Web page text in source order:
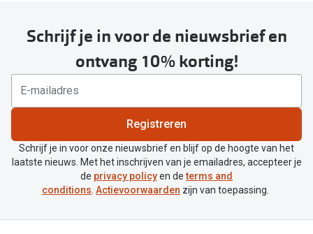
Schrijf je in voor de nieuwsbrief en
ontvang 10% korting!
Registreren
Schrijf je in voor onze nieuwsbrief en blijf op de hoogte van het
laatste nieuws. Met het inschrijven van je emailadres, accepteer je
de privacy policyen determs and
conditions Actievoorwaarden zijn van toepassing.